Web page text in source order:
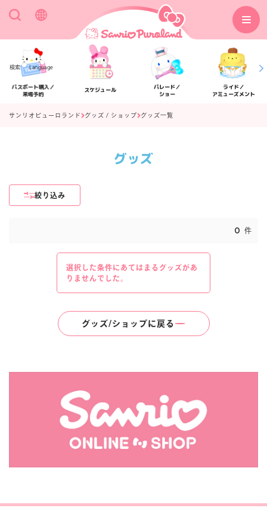
検索 Language
パスポート購入／
来場予約
スケジュール
パレード／
ショー
ライド／
アミューズメント
楽しみ方 サービスガイド
よくあるご質問 ニュース
サンリオピューロランド グッズ / ショップ グッズ一覧
グッズ
絞り込み
0 件
選択した条件にあてはまるグッズがあ
りませんでした。
グッズ/ショップに戻る